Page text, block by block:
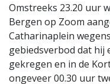
Omstreeks 23.20 uur
Bergen op Zoom
Catharinaplein
gebiedsverbod dat hij
gekregen en in de
ongeveer 00.30 uur